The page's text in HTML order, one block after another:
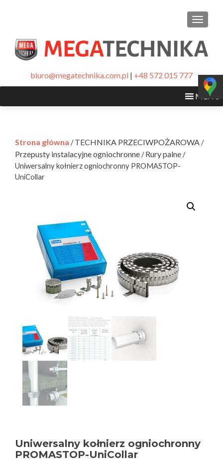
biuro@megatechnika.com.pl | +48 572 015 777
MENU
Strona główna /TECHNIKA PRZECIWPOŻAROWA/
Przepusty instalacyjne ogniochronne/Rury palne/
Uniwersalny kołnierz ogniochronny PROMASTOP-
UniCollar
Uniwersalny kołnierz ogniochronny
PROMASTOP-UniCollar